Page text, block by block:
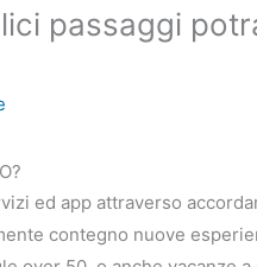
passaggi
ed app attraverso
contegno nuove